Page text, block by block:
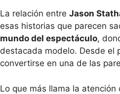
La relación entre Jason
esas historias que parecen
mundo del espectáculo,
destacada modelo. Desde el
convertirse en una de las
Lo que más llama la